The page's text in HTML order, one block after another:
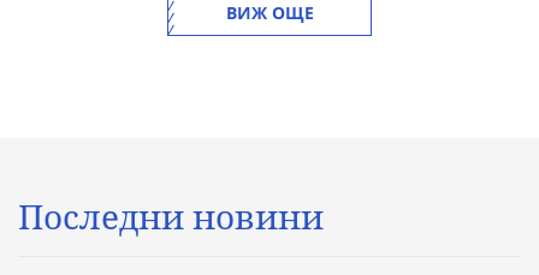
ВИЖ ОЩЕ
Последни новини